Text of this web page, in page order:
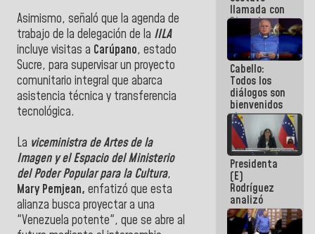
Asimismo, señaló que la agenda de
trabajo de la delegación de la IILA
incluye visitas a Carúpano, estado
Sucre, para supervisar un proyecto
comunitario integral que abarca
asistencia técnica y transferencia
tecnológica.
La viceministra de Artes de la
Imagen y el Espacio del Ministerio
del Poder Popular para la Cultura,
Mary Pemjean, enfatizó que esta
alianza busca proyectar a una
"Venezuela potente", que se abre al
llamada con
Dinorah
Figuera y
acuerdan
primer
encuentro
presencial
para el
diálogo
Cabello:
Todos los
diálogos son
bienvenidos
siempre que
estén en el
marco de la
Constitución
de la
República
Presidenta
(E)
Rodríguez
analizó
junto a
gobernadores